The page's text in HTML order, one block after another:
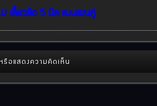
เลี้ยวล้อ 5 มิล แบบแขนคู่
อแสดงความคิดเห็น